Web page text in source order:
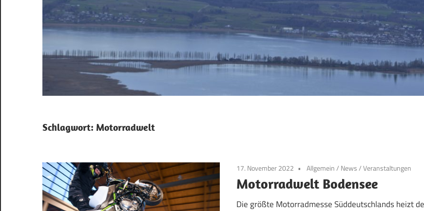
Schlagwort: Motorradwelt
17. November 2022 Allgemein/ News/Veranstaltungen
Motorradwelt Bodensee
Die größte Motorradmesse Süddeutschlands heizt